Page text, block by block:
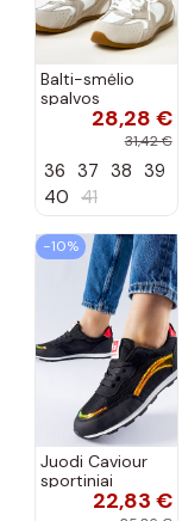
Balti-smėlio
spalvos
sportiniai
Casey
28,28 €
31,42 €
36 37 38 39
40 41
−10%
Juodi Caviour
sportiniai
sportbačiai22,83 €